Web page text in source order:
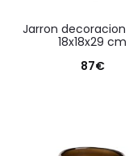
jarron decoracion cristal
18x18x29 cm
87€